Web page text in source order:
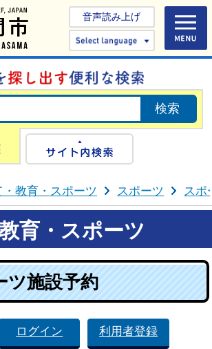
音声読み上げ
Select
Google検索
・教育・スポーツ スポーツ スポ
育・スポーツ
ツ施設予約
ログイン 利用者登録